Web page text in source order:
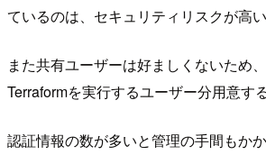
ているのは、セキュリティリスクが高い
また共有ユーザーは好ましくないため
Terraformを実行するユーザー分用意す
認証情報の数が多いと管理の手間もか